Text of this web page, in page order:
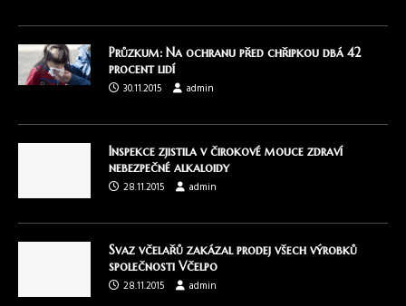
Průzkum: Na ochranu před chřipkou dbá 42
procent lidí
30.11.2015
admin
Inspekce zjistila v čirokové mouce zdraví
nebezpečné alkaloidy
28.11.2015
admin
Svaz včelařů zakázal prodej všech výrobků
společnosti Včelpo
28.11.2015
admin